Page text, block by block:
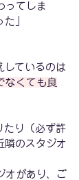
ってしま
」
しているのは
なくても良
たり（必ず許
隣のスタジオ
オがあり、ご